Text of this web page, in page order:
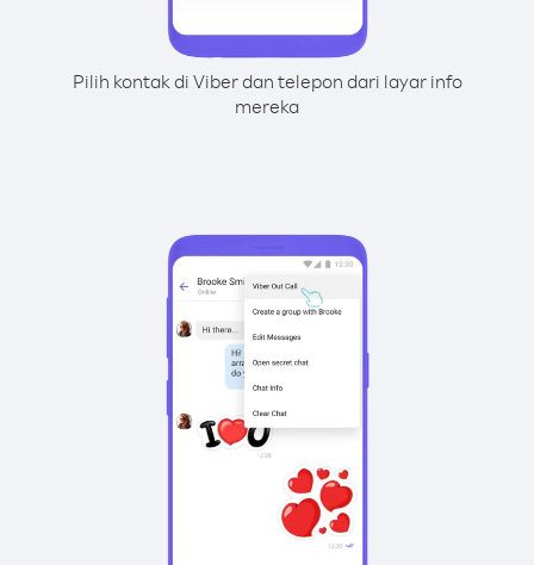
Pilih kontak di Viber dan telepon dari layar info
mereka